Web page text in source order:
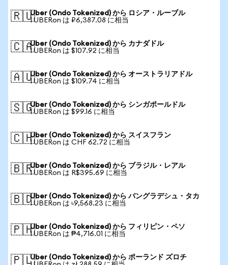
🇷🇺Uber (Ondo Tokenized) から ロシア・ルーブル
1 UBERon は ₽6,387.08 に相当
🇨🇦Uber (Ondo Tokenized) から カナダドル
1 UBERon は $107.92 に相当
🇦🇺Uber (Ondo Tokenized) から オーストラリアドル
1 UBERon は $109.74 に相当
🇸🇬Uber (Ondo Tokenized) から シンガポールドル
1 UBERon は $99.16 に相当
🇨🇭Uber (Ondo Tokenized) から スイスフラン
1 UBERon は CHF 62.72 に相当
🇧🇷Uber (Ondo Tokenized) から ブラジル・レアル
1 UBERon は R$395.69 に相当
🇧🇩Uber (Ondo Tokenized) から バングラデシュ・タカ
1 UBERon は ৳9,568.23 に相当
🇵🇭Uber (Ondo Tokenized) から フィリピン・ペソ
1 UBERon は ₱4,716.01 に相当
🇵🇱Uber (Ondo Tokenized) から ポーランド ズロチ